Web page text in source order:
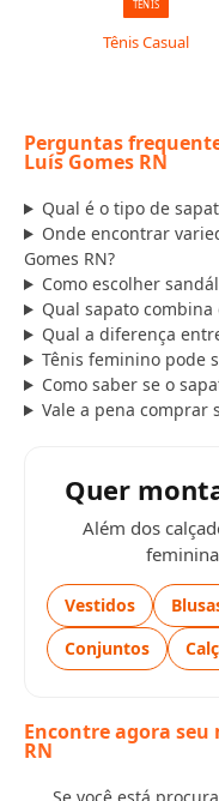
TÊNIS
Tênis Casual
Perguntas
Luís Gomes RN
Qual é o tipo de
Onde encontrar
Gomes RN?
Como escolher
Qual sapato
Qual a diferença
Tênis feminino pode
Como saber se o
Vale a pena comprar
Quer
Além dos
Vestidos
Conjuntos
Encontre agora seu
RN